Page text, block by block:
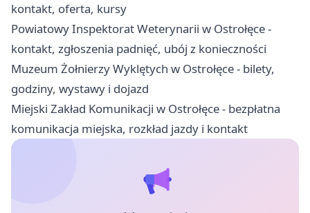
kontakt, oferta, kursy
Powiatowy Inspektorat Weterynarii w Ostrołęce -
kontakt, zgłoszenia padnięć, ubój z konieczności
Muzeum Żołnierzy Wyklętych w Ostrołęce - bilety,
godziny, wystawy i dojazd
Miejski Zakład Komunikacji w Ostrołęce - bezpłatna
komunikacja miejska, rozkład jazdy i kontakt